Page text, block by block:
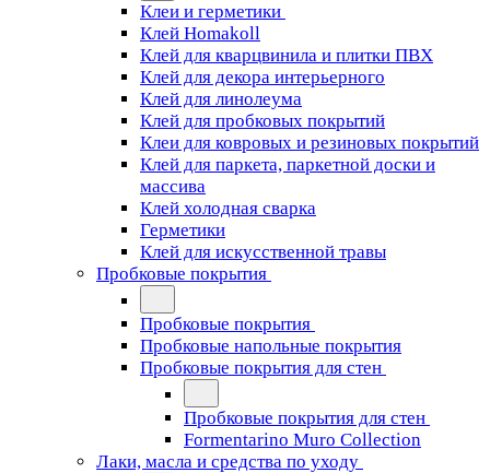
Клеи и герметики
Клей Homakoll
Клей для кварцвинила и плитки ПВХ
Клей для декора интерьерного
Клей для линолеума
Клей для пробковых покрытий
Клеи для ковровых и резиновых покрытий
Клей для паркета, паркетной доски и
массива
Клей холодная сварка
Герметики
Клей для искусственной травы
Пробковые покрытия
Пробковые покрытия
Пробковые напольные покрытия
Пробковые покрытия для стен
Пробковые покрытия для стен
Formentarino Muro Collection
Лаки, масла и средства по уходу